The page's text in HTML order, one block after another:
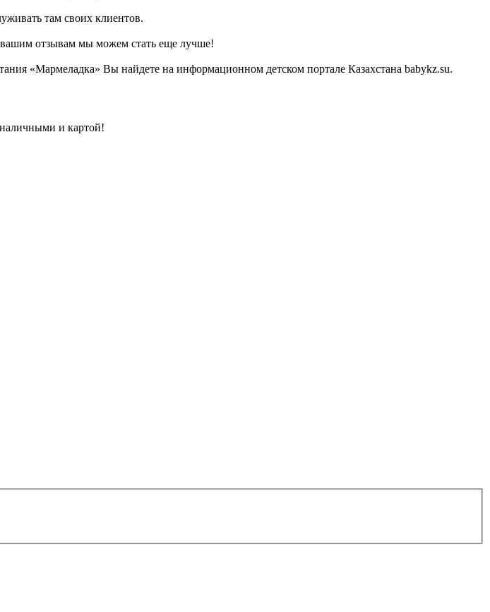
там своих клиентов.
вашим отзывам мы можем стать еще лучше!
«Мармеладка» Вы найдете на информационном детском портале Казахстана babykz.su.
и картой!